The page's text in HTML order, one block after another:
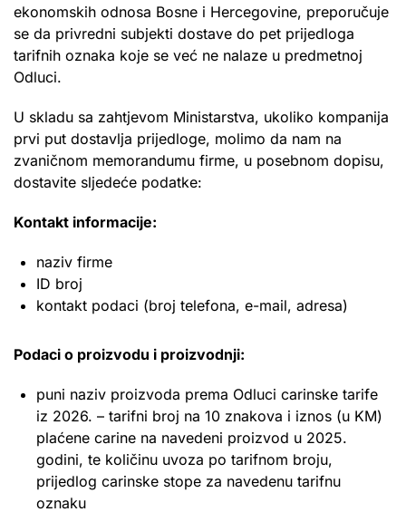
ekonomskih odnosa Bosne i Hercegovine, preporučuje
se da privredni subjekti dostave do pet prijedloga
tarifnih oznaka koje se već ne nalaze u predmetnoj
Odluci.
U skladu sa zahtjevom Ministarstva, ukoliko kompanija
prvi put dostavlja prijedloge, molimo da nam na
zvaničnom memorandumu firme, u posebnom dopisu,
dostavite sljedeće podatke:
Kontakt informacije:
naziv firme
ID broj
kontakt podaci (broj telefona, e-mail, adresa)
Podaci o proizvodu i proizvodnji:
puni naziv proizvoda prema Odluci carinske tarife
iz 2026. – tarifni broj na 10 znakova i iznos (u KM)
plaćene carine na navedeni proizvod u 2025.
godini, te količinu uvoza po tarifnom broju,
prijedlog carinske stope za navedenu tarifnu
oznaku